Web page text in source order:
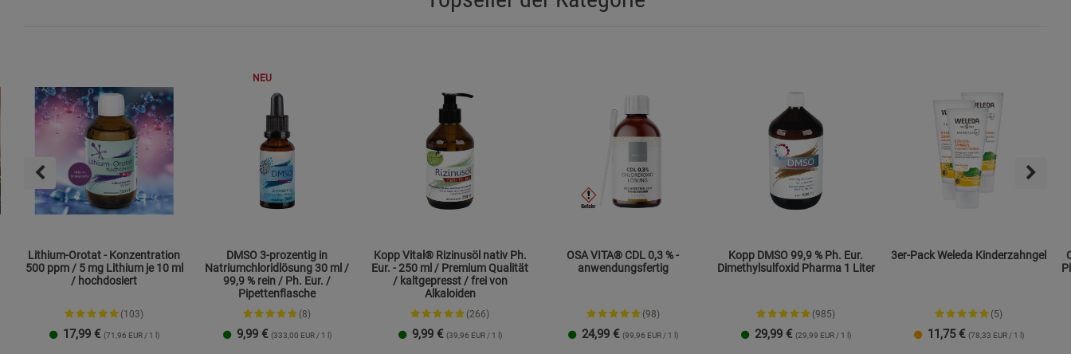
Lithium-Orotat - Konzentration
500 ppm / 5 mg Lithium je 10 ml
/ hochdosiert
(103)
17,99 € (71,96 EUR / 1 l)
NEU
DMSO 3-prozentig in
Natriumchloridlösung 30 ml /
99,9 % rein / Ph. Eur. /
Pipettenflasche
(8)
9,99 € (333,00 EUR / 1 l)
Kopp Vital® Rizinusöl nativ Ph.
Eur. - 250 ml / Premium Qualität
/ kaltgepresst / frei von
Alkaloiden
(266)
9,99 € (39,96 EUR / 1 l)
OSA VITA® CDL 0,3 % -
anwendungsfertig
(98)
24,99 € (99,96 EUR / 1 l)
Kopp DMSO 99,9 % Ph. Eur.
Dimethylsulfoxid Pharma 1 Liter
(985)
29,99 € (29,99 EUR / 1 l)
3er-Pack Weleda Kinderzahngel
(5)
11,75 € (78,33 EUR / 1 l)
Marketing Cookies (3) Marketing Cookies
Beschreibung Marketing Cookies
Cookie-Informationen
Datenschutzerklärung Impressum